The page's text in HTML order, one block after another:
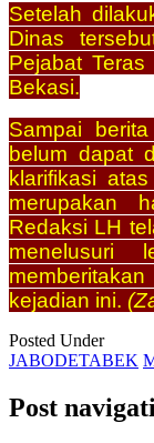
Setelah
Dinas
Pejabat
Bekasi.
Sampai
belum dapat
klarifikasi
merupakan
Redaksi LH
kejadian ini.
Posted Under
JABODETABEK
Post